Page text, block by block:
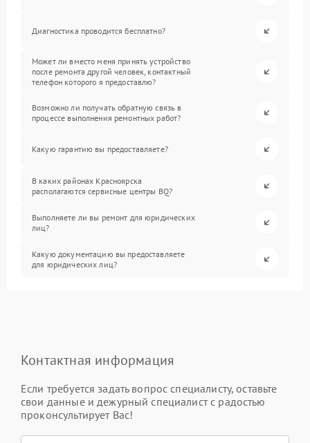
Диагностика проводится бесплатно?
Может ли вместо меня принять устройство
после ремонта другой человек, контактный
телефон которого я предоставлю?
Возможно ли получать обратную связь в
процессе выполнения ремонтных работ?
Какую гарантию вы предоставляете?
В каких районах Красноярска
располагаются сервисные центры BQ?
Выполняете ли вы ремонт для юридических
лиц?
Какую документацию вы предоставляете
для юридических лиц?
Контактная информация
Если требуется задать вопрос специалисту, оставьте
свои данные и дежурный специалист с радостью
проконсультирует Вас!